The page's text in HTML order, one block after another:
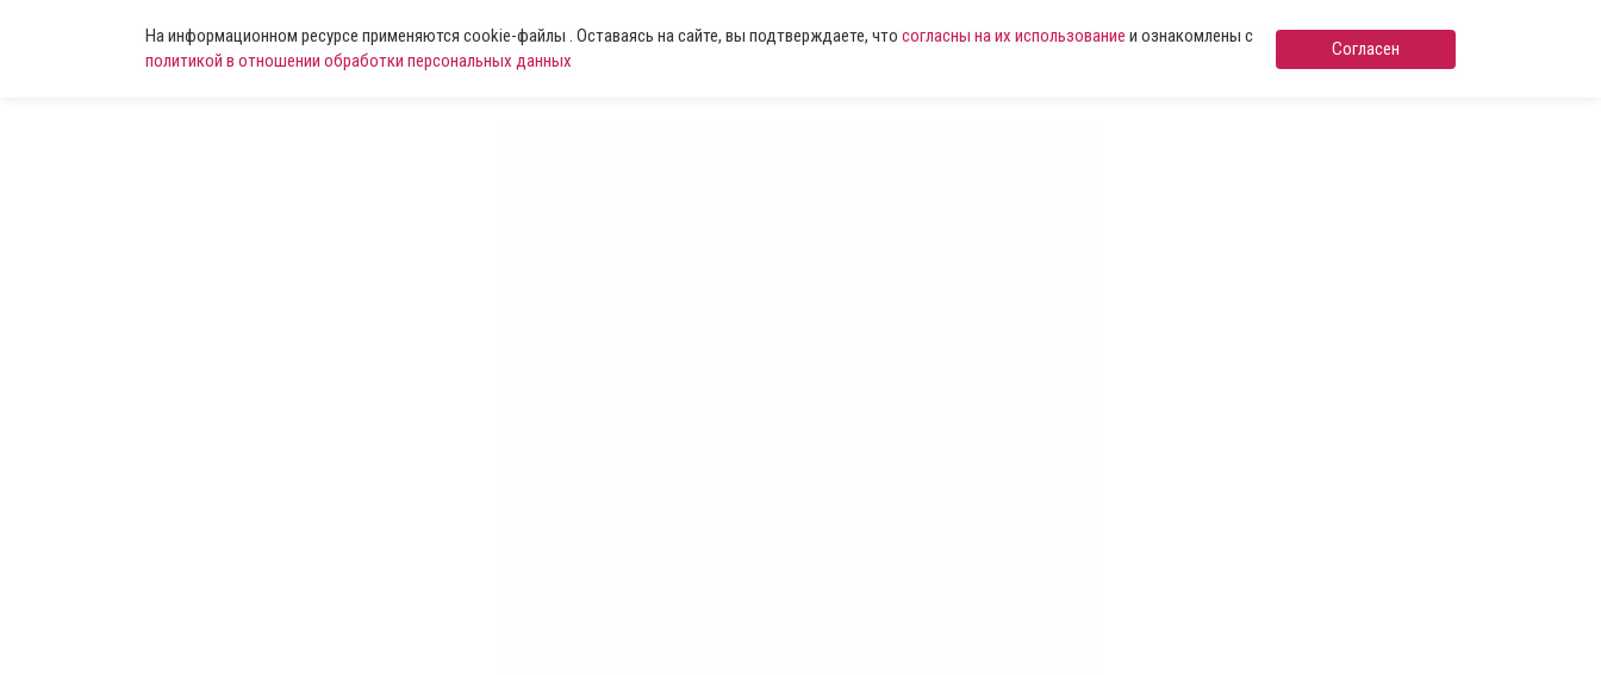
На информационном ресурсе применяются cookie-файлы . Оставаясь на сайте, вы подтверждаете, что согласны на их использование и ознакомлены с
политикой в отношении обработки персональных данных
Согласен